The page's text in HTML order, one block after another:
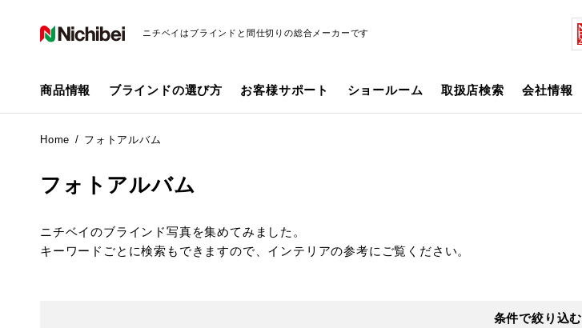
ニチベイはブラインドと間仕切りの総合メーカーです
商品情報 ブラインドの選び方 お客様サポート ショールーム 取扱店検索 会社情報
Home フォトアルバム
フォトアルバム
ニチベイのブラインド写真を集めてみました。
キーワードごとに検索もできますので、インテリアの参考にご覧ください。
条件で絞り込む